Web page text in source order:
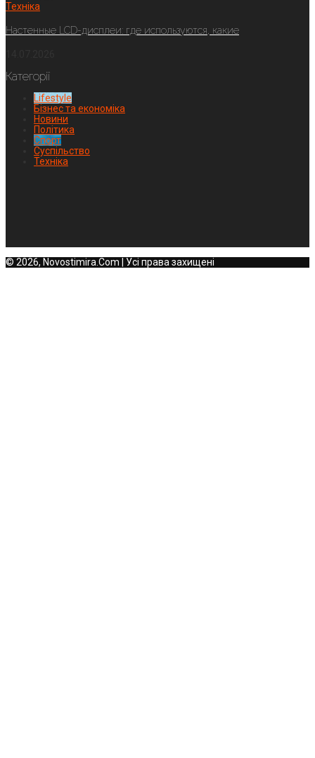
Техніка
Настенные LCD-дисплеи: где используются, какие
Категорії
Lifestyle
Бізнес та економіка
Новини
Політика
Спорт
Суспільство
Техніка
© 2026, Novostimira.Com | Усі права захищені